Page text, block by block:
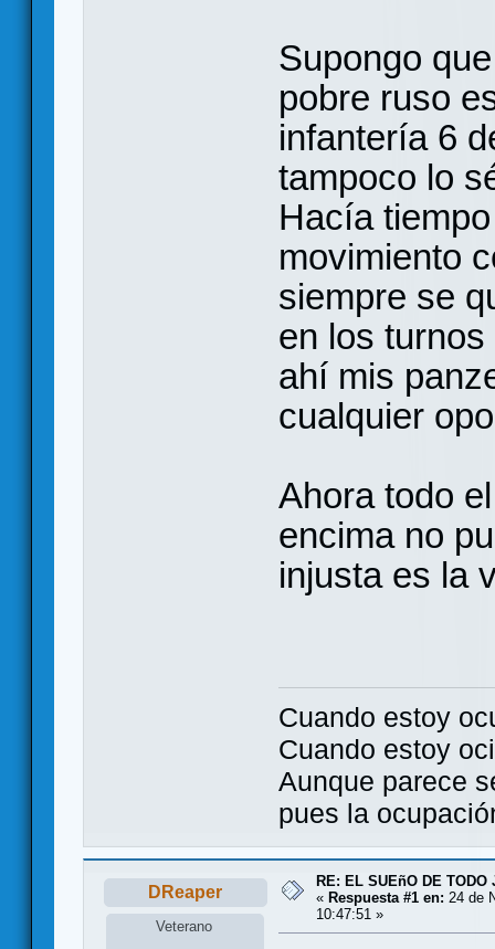
Supongo
pobre ruso
infantería 6
tampoco lo
Hacía
movimiento
siempre se
en los
ahí mis
cualquier
Ahora todo
encima no
injusta es la
Cuando estoy
Cuando estoy
Aunque parece
pues la
DReaper
Veterano
RE: EL SUEñO DE TODO
« Respuesta #1 en: 24 de
10:47:51 »